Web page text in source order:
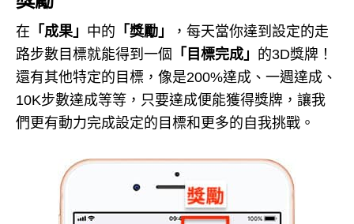
在 「成果」 中的 「獎勵」
，每天當你達到設定的走
路步數目標就能得到一個 「目標完成」 的3D獎牌！
還有其他特定的目標，像是200%達成、一週達成、
10K步數達成等等，只要達成便能獲得獎牌，讓我
們更有動力完成設定的目標和更多的自我挑戰。